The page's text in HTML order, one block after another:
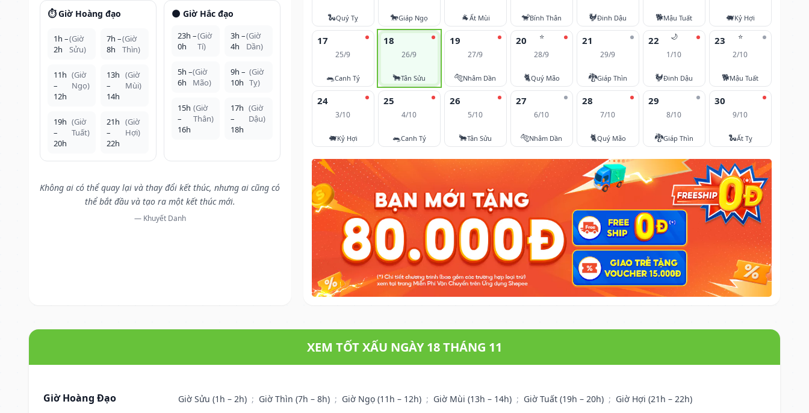
⏱️ Giờ Hoàng đạo
1h –
2h
(Giờ
Sửu)
7h –
8h
(Giờ
Thìn)
11h
–
12h
(Giờ
Ngọ)
13h
–
14h
(Giờ
Mùi)
19h
–
20h
(Giờ
Tuất)
21h
–
22h
(Giờ
Hợi)
🌑 Giờ Hắc đạo
23h –
0h
(Giờ
Tí)
3h –
4h
(Giờ
Dần)
5h –
6h
(Giờ
Mão)
9h –
10h
(Giờ
Tỵ)
15h
–
16h
(Giờ
Thân)
17h
–
18h
(Giờ
Dậu)
Không ai có thể quay lại và thay đổi kết thúc, nhưng ai cũng có
thể bắt đầu và tạo ra một kết thúc mới.
— Khuyết Danh
🐍Quý Tỵ 🐎Giáp Ngọ 🐐Ất Mùi 🐒Bính Thân 🐓Đinh Dậu 🐕Mậu Tuất 🐖Kỷ Hợi
17
25/9
🐀Canh Tý
18
26/9
🐂Tân Sửu
19
27/9
🐅Nhâm Dần
⭐
20
28/9
🐈Quý Mão
21
29/9
🐉Giáp Thìn
🌙
22
1/10
🐓Đinh Dậu
⭐
23
2/10
🐕Mậu Tuất
24
3/10
🐖Kỷ Hợi
25
4/10
🐀Canh Tý
26
5/10
🐂Tân Sửu
27
6/10
🐅Nhâm Dần
28
7/10
🐈Quý Mão
29
8/10
🐉Giáp Thìn
30
9/10
🐍Ất Tỵ
XEM TỐT XẤU NGÀY 18 THÁNG 11
Giờ Hoàng Đạo Giờ Sửu (1h – 2h) ; Giờ Thìn (7h – 8h) ; Giờ Ngọ (11h – 12h) ; Giờ Mùi (13h – 14h) ; Giờ Tuất (19h – 20h) ; Giờ Hợi (21h – 22h)